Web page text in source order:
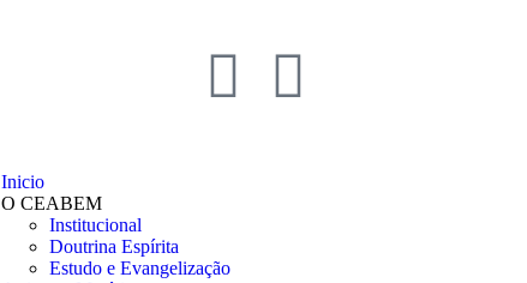
Inicio
O CEABEM
Institucional
Doutrina Espírita
Estudo e Evangelização